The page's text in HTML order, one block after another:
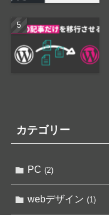
カテゴリー
PC (2)
webデザイン (1)